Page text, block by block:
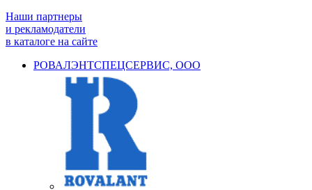
Наши партнеры
и рекламодатели
в каталоге на сайте
РОВАЛЭНТСПЕЦСЕРВИС, ООО